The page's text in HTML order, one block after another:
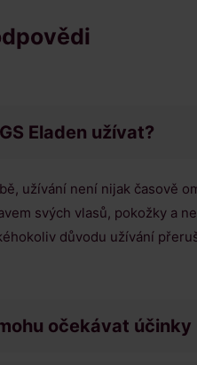
Eladen užívat?
užívání není nijak časově
svých vlasů, pokožky a
důvodu užívání
očekávat účinky